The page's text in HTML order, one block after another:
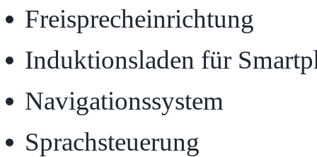
Freisprecheinrichtung
Induktionsladen für
Navigationssystem
Sprachsteuerung